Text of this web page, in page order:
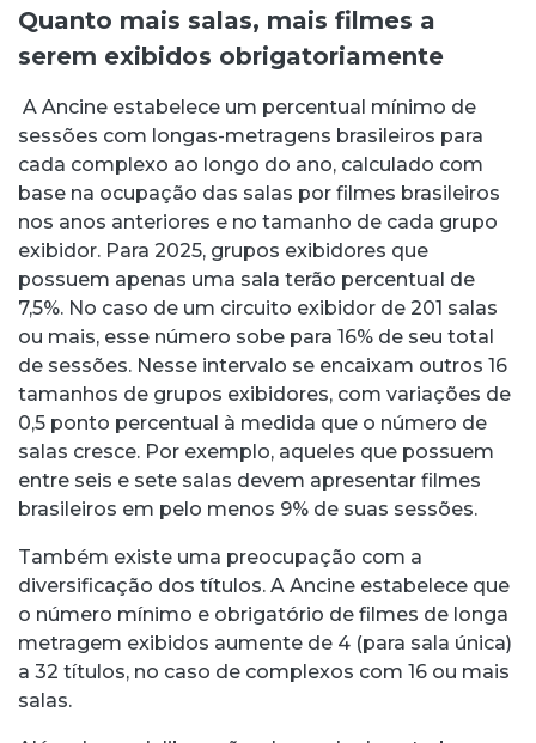
Quanto mais salas, mais filmes a
serem exibidos obrigatoriamente
A Ancine estabelece um percentual mínimo de
sessões com longas-metragens brasileiros para
cada complexo ao longo do ano, calculado com
base na ocupação das salas por filmes brasileiros
nos anos anteriores e no tamanho de cada grupo
exibidor. Para 2025, grupos exibidores que
possuem apenas uma sala terão percentual de
7,5%. No caso de um circuito exibidor de 201 salas
ou mais, esse número sobe para 16% de seu total
de sessões. Nesse intervalo se encaixam outros 16
tamanhos de grupos exibidores, com variações de
0,5 ponto percentual à medida que o número de
salas cresce. Por exemplo, aqueles que possuem
entre seis e sete salas devem apresentar filmes
brasileiros em pelo menos 9% de suas sessões.
Também existe uma preocupação com a
diversificação dos títulos. A Ancine estabelece que
o número mínimo e obrigatório de filmes de longa
metragem exibidos aumente de 4 (para sala única)
a 32 títulos, no caso de complexos com 16 ou mais
salas.